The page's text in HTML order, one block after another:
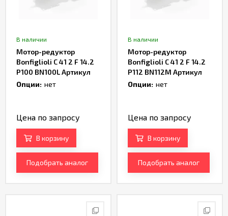
В наличии
Мотор-редуктор
Bonfiglioli C 41 2 F 14.2
P100 BN100L Артикул
TH165954
Опции: нет
Цена по запросу
В корзину
Подобрать аналог
В наличии
Мотор-редуктор
Bonfiglioli C 41 2 F 14.2
P112 BN112M Артикул
TH167472
Опции: нет
Цена по запросу
В корзину
Подобрать аналог